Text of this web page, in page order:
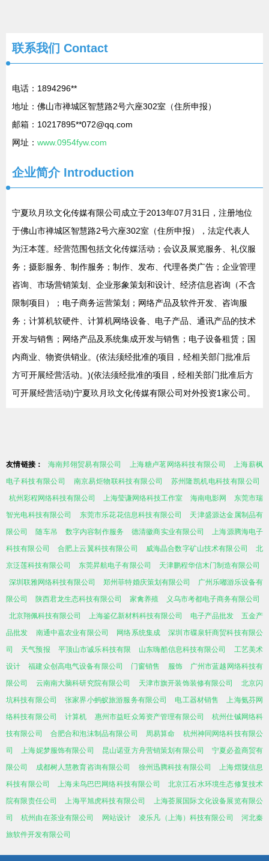
联系我们 Contact
电话：1894296**
地址：佛山市禅城区智慧路2号六座302室（住所申报）
邮箱：10217895**072@qq.com
网址： www.0954fyw.com
企业简介Introduction
宁夏玖月玖文化传媒有限公司成立于2013年07月31日，注册地位
于佛山市禅城区智慧路2号六座302室（住所申报），法定代表人
为汪本莲。经营范围包括文化传媒活动；会议及展览服务、礼仪服
务；摄影服务、制作服务；制作、发布、代理各类广告；企业管理
咨询、市场营销策划、企业形象策划和设计、经济信息咨询（不含
限制项目）；电子商务运营策划；网络产品及软件开发、咨询服
务；计算机软硬件、计算机网络设备、电子产品、通讯产品的技术
开发与销售；网络产品及系统集成开发与销售；电子设备租赁；国
内商业、物资供销业。(依法须经批准的项目，经相关部门批准后
方可开展经营活动。)(依法须经批准的项目，经相关部门批准后方
可开展经营活动)宁夏玖月玖文化传媒有限公司对外投资1家公司。
友情链接： 海南邦翎贸易有限公司 上海糖卢茗网络科技有限公司
上海薪枫
电子科技有限公司
南京易炬物联科技有限公司
苏州隆凯机电科技有限公司
杭州彩程网络科技有限公司
上海莹谦网络科技工作室 海南电影网
东莞市瑞
智光电科技有限公司
东莞市乐花花信息科技有限公司
天津盛源达金属制品有
限公司
随车吊 数字内容制作服务 德清徽商实业有限公司
上海源腾海电子
科技有限公司
合肥上云翼科技有限公司 威海晶合数字矿山技术有限公司
北
京泛莲科技有限公司
东莞昇航电子有限公司
天津鹏程华信木门制造有限公司
深圳联雅网络科技有限公司
郑州菲特婚庆策划有限公司
广州乐嘟游乐设备有
限公司
陕西君龙生态科技有限公司 家禽养殖
义乌市考都电子商务有限公司
北京翔佩科技有限公司
上海鉴亿新材料科技有限公司 电子产品批发
五金产
品批发
南通中嘉农业有限公司 网络系统集成
深圳市碟泉轩商贸科技有限公
司
天气预报 平顶山市诚乐科技有限 山东嗨酷信息科技有限公司
工艺美术
设计
福建众创高电气设备有限公司 门窗销售 服饰
广州市蓝越网络科技有
限公司
云南南大脑科研究院有限公司 天津市旗开装饰装修有限公司
北京闪
坑科技有限公司
张家界小蚂蚁旅游服务有限公司 电工器材销售
上海氨芬网
络科技有限公司
计算机 惠州市益旺众筹资产管理有限公司
杭州仕铖网络科
技有限公司
合肥合和泡沫制品有限公司 周易算命
杭州神同网络科技有限公
司
上海妮梦服饰有限公司 昆山诺亚方舟营销策划有限公司
宁夏必盈商贸有
限公司
成都树人慧教育咨询有限公司 徐州迅腾科技有限公司
上海熠胧信息
科技有限公司
上海未鸟巴巴网络科技有限公司
北京江石水环境生态修复技术
院有限责任公司
上海平旭虎科技有限公司
上海荟展国际文化设备展览有限公
司
杭州由在茶业有限公司 网站设计 凌乐凡（上海）科技有限公司
河北秦
旅软件开发有限公司